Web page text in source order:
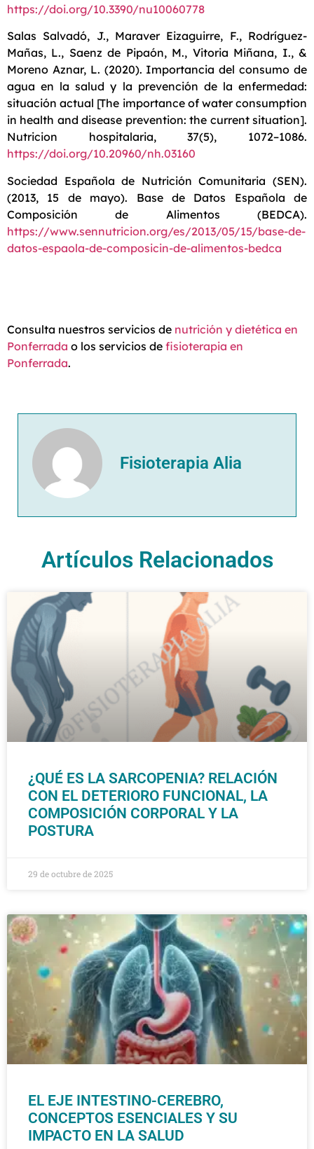
https://doi.org/10.3390/nu10060778
Salas Salvadó, J., Maraver Eizaguirre, F., Rodríguez-
Mañas, L., Saenz de Pipaón, M., Vitoria Miñana, I., &
Moreno Aznar, L. (2020). Importancia del consumo de
agua en la salud y la prevención de la enfermedad:
situación actual [The importance of water consumption
in health and disease prevention: the current situation].
Nutricion hospitalaria, 37(5), 1072–1086.
https://doi.org/10.20960/nh.03160
Sociedad Española de Nutrición Comunitaria (SEN).
(2013, 15 de mayo). Base de Datos Española de
Composición de Alimentos (BEDCA).
https://www.sennutricion.org/es/2013/05/15/base-de-
datos-espaola-de-composicin-de-alimentos-bedca
Consulta nuestros servicios de nutrición y dietética en
Ponferrada o los servicios de fisioterapia en
Ponferrada.
Fisioterapia Alia
Artículos Relacionados
¿QUÉ ES LA SARCOPENIA? RELACIÓN
CON EL DETERIORO FUNCIONAL, LA
COMPOSICIÓN CORPORAL Y LA
POSTURA
29 de octubre de 2025
EL EJE INTESTINO-CEREBRO,
CONCEPTOS ESENCIALES Y SU
IMPACTO EN LA SALUD